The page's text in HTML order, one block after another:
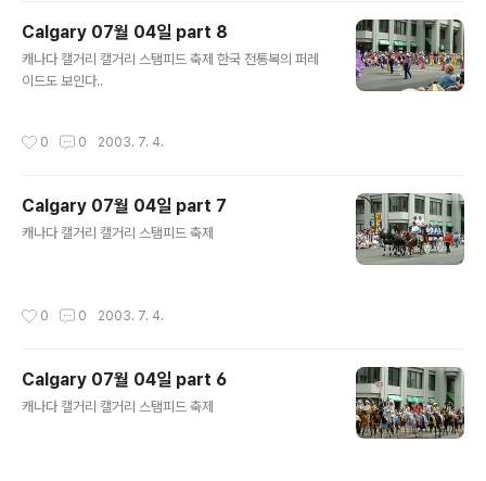
Calgary 07월 04일 part 8
캐나다 캘거리 캘거리 스탬피드 축제 한국 전통복의 퍼레
이드도 보인다..
0 0 2003. 7. 4.
Calgary 07월 04일 part 7
캐나다 캘거리 캘거리 스탬피드 축제
0 0 2003. 7. 4.
Calgary 07월 04일 part 6
캐나다 캘거리 캘거리 스탬피드 축제